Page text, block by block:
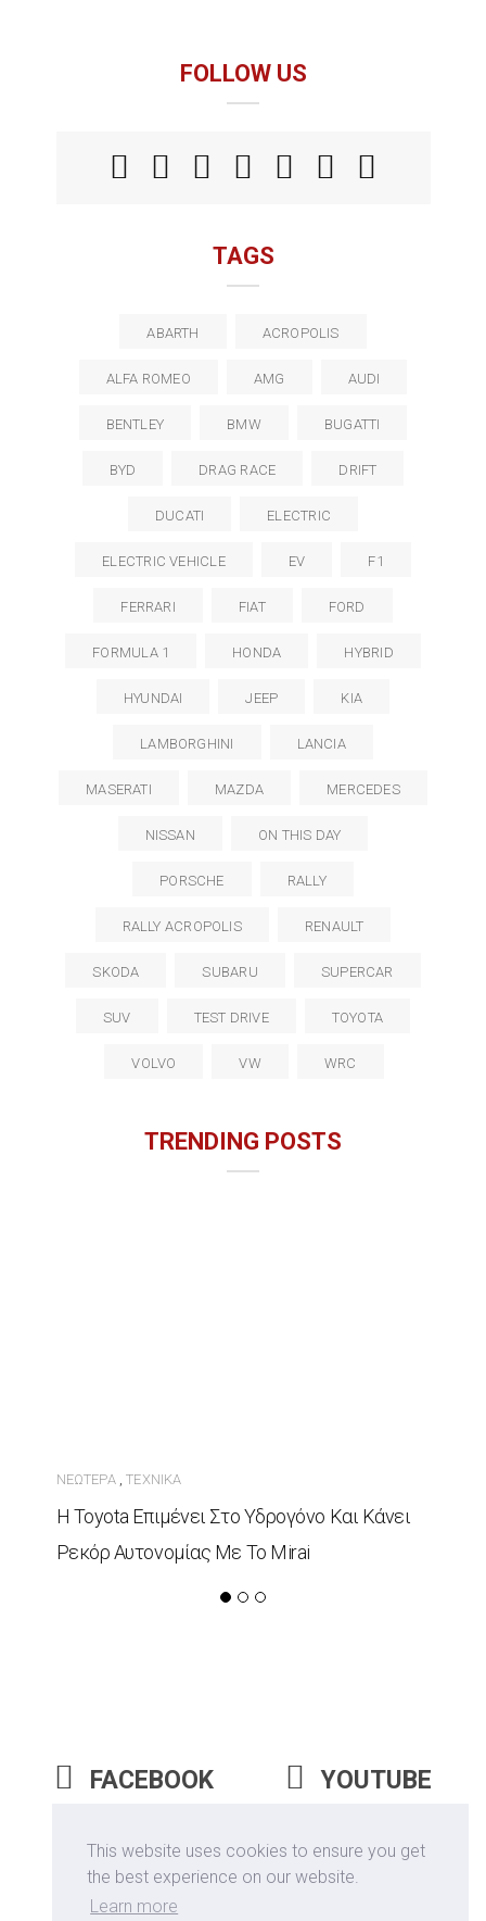
This website uses cookies to ensure you get
the best experience on our website.
Learn more
FOLLOW US
TAGS
ABARTH ACROPOLIS
ALFA ROMEO AMG AUDI
BENTLEY BMW BUGATTI
BYD DRAG RACE DRIFT
DUCATI ELECTRIC
ELECTRIC VEHICLE EV F1
FERRARI FIAT FORD
FORMULA 1 HONDA HYBRID
HYUNDAI JEEP KIA
LAMBORGHINI LANCIA
MASERATI MAZDA MERCEDES
NISSAN ON THIS DAY
PORSCHE RALLY
RALLY ACROPOLIS RENAULT
SKODA SUBARU SUPERCAR
SUV TEST DRIVE TOYOTA
VOLVO VW WRC
TRENDING POSTS
ΝΕΏΤΕΡΑ,ΤΕΧΝΙΚΆ
Η Toyota Επιμένει Στο Υδρογόνο Και Κάνει
Ρεκόρ Αυτονομίας Με Το Mirai
FACEBOOK
YOUTUBE
INSTAGRAM